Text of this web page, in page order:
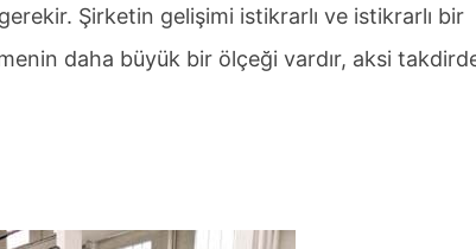
Şirketin gelişimi istikrarlı ve istikrarlı bir
daha büyük bir ölçeği vardır, aksi